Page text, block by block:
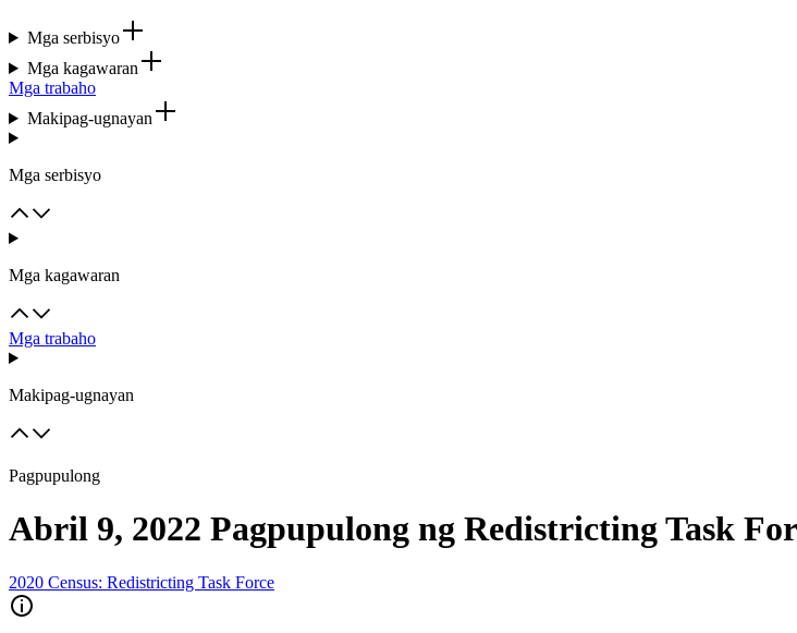
Mga serbisyo
Mga kagawaran
Mga trabaho
Makipag-ugnayan
Mga serbisyo
Mga kagawaran
Mga trabaho
Makipag-ugnayan
Pagpupulong
Abril 9, 2022 Pagpupulong ng Redistricting Task
2020 Census: Redistricting Task Force